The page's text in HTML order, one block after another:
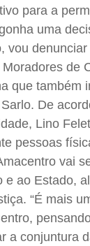
para a
uma
vou denunciar
de
que também
De
Lino
pessoas
vai
e ao Estado,
“É mais
a conjuntura